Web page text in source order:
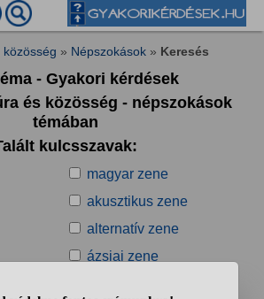
közösség » Népszokások » Keresés
- Gyakori kérdések
és közösség - népszokások
témában
kulcsszavak:
magyar zene
akusztikus zene
alternatív zene
ázsiai zene